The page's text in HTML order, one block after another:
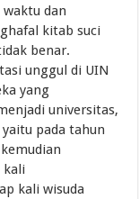
dan
kitab suci
benar.
unggul di UIN
yang
universitas,
pada tahun
kali
kali wisuda